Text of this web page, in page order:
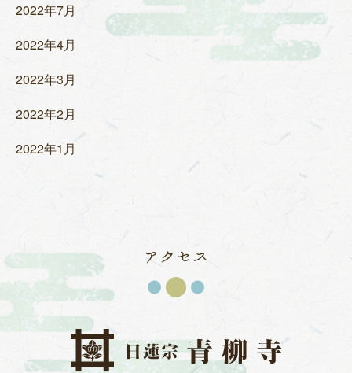
2022年7月
2022年4月
2022年3月
2022年2月
2022年1月
アクセス